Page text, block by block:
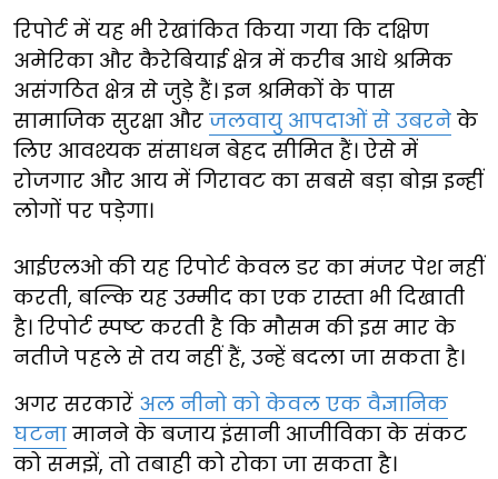
रिपोर्ट में यह भी रेखांकित किया गया कि दक्षिण
अमेरिका और कैरेबियाई क्षेत्र में करीब आधे श्रमिक
असंगठित क्षेत्र से जुड़े हैं। इन श्रमिकों के पास
सामाजिक सुरक्षा और जलवायु आपदाओं से उबरने के
लिए आवश्यक संसाधन बेहद सीमित हैं। ऐसे में
रोजगार और आय में गिरावट का सबसे बड़ा बोझ इन्हीं
लोगों पर पड़ेगा।
आईएलओ की यह रिपोर्ट केवल डर का मंजर पेश नहीं
करती, बल्कि यह उम्मीद का एक रास्ता भी दिखाती
है। रिपोर्ट स्पष्ट करती है कि मौसम की इस मार के
नतीजे पहले से तय नहीं हैं, उन्हें बदला जा सकता है।
अगर सरकारें अल नीनो को केवल एक वैज्ञानिक
घटना मानने के बजाय इंसानी आजीविका के संकट
को समझें, तो तबाही को रोका जा सकता है।